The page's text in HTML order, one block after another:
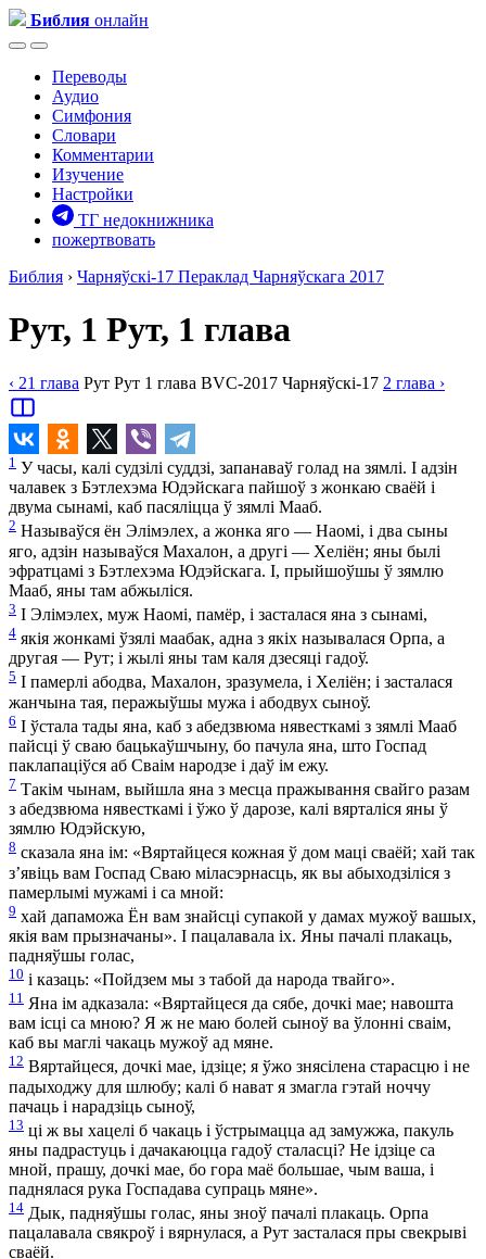
Библия онлайн
Переводы
Аудио
Симфония
Словари
Комментарии
Изучение
Настройки
ТГ недокнижника
пожертвовать
Библия › Чарняўскі-17 Пераклад Чарняўскага 2017
Рут, 1 Рут, 1 глава
‹ 21 глава Рут Рут 1 глава BVC-2017 Чарняўскі-17 2 глава ›
1 У часы, калі судзілі суддзі, запанаваў голад на зямлі. І адзін
чалавек з Бэтлехэма Юдэйскага пайшоў з жонкаю сваёй і
двума сынамі, каб пасяліцца ў зямлі Мааб.
2 Называўся ён Элімэлех, а жонка яго — Наомі, і два сыны
яго, адзін называўся Махалон, а другі — Хеліён; яны былі
эфратцамі з Бэтлехэма Юдэйскага. І, прыйшоўшы ў зямлю
Мааб, яны там абжыліся.
3 І Элімэлех, муж Наомі, памёр, і засталася яна з сынамі,
4 якія жонкамі ўзялі маабак, адна з якіх называлася Орпа, а
другая — Рут; і жылі яны там каля дзесяці гадоў.
5 І памерлі абодва, Махалон, зразумела, і Хеліён; і засталася
жанчына тая, перажыўшы мужа і абодвух сыноў.
6 І ўстала тады яна, каб з абедзвюма нявесткамі з зямлі Мааб
пайсці ў сваю бацькаўшчыну, бо пачула яна, што Госпад
паклапаціўся аб Сваім народзе і даў ім ежу.
7 Такім чынам, выйшла яна з месца пражывання свайго разам
з абедзвюма нявесткамі і ўжо ў дарозе, калі вярталіся яны ў
зямлю Юдэйскую,
8 сказала яна ім: «Вяртайцеся кожная ў дом маці сваёй; хай так
з’явіць вам Госпад Сваю міласэрнасць, як вы абыходзіліся з
памерлымі мужамі і са мной:
9 хай дапаможа Ён вам знайсці супакой у дамах мужоў вашых,
якія вам прызначаны». І пацалавала іх. Яны пачалі плакаць,
падняўшы голас,
10 і казаць: «Пойдзем мы з табой да народа твайго».
11 Яна ім адказала: «Вяртайцеся да сябе, дочкі мае; навошта
вам ісці са мною? Я ж не маю болей сыноў ва ўлонні сваім,
каб вы маглі чакаць мужоў ад мяне.
12 Вяртайцеся, дочкі мае, ідзіце; я ўжо знясілена старасцю і не
падыходжу для шлюбу; калі б нават я змагла гэтай ноччу
пачаць і нарадзіць сыноў,
13 ці ж вы хацелі б чакаць і ўстрымацца ад замужжа, пакуль
яны падрастуць і дачакаюцца гадоў сталасці? Не ідзіце са
мной, прашу, дочкі мае, бо гора маё большае, чым ваша, і
паднялася рука Госпадава супраць мяне».
14 Дык, падняўшы голас, яны зноў пачалі плакаць. Орпа
пацалавала свякроў і вярнулася, а Рут засталася пры свекрыві
сваёй.